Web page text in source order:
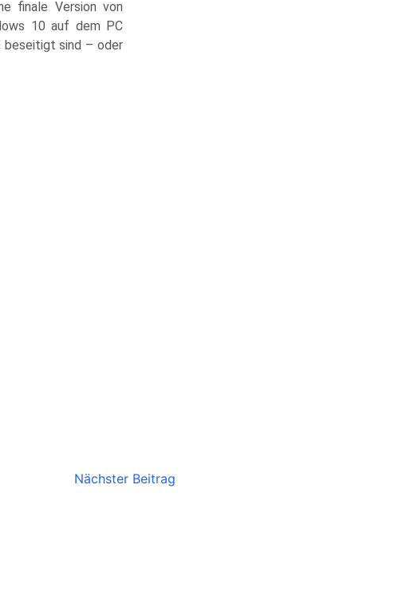
finale Version von
10 auf dem PC
beseitigt sind – oder
Nächster Beitrag